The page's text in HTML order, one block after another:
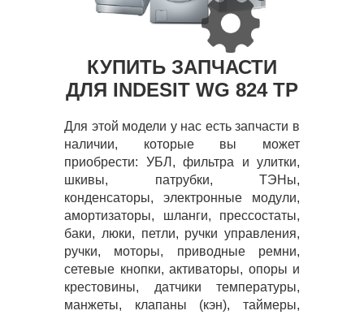
КУПИТЬ ЗАПЧАСТИ
ДЛЯ INDESIT WG 824 TP
Для этой модели у нас есть запчасти в
наличии, которые вы может
приобрести: УБЛ, фильтра и улитки,
шкивы, патрубки, ТЭНы,
конденсаторы, электронные модули,
амортизаторы, шланги, прессостаты,
баки, люки, петли, ручки управления,
ручки, моторы, приводные ремни,
сетевые кнопки, активаторы, опоры и
крестовины, датчики температуры,
манжеты, клапаны (кэн), таймеры,